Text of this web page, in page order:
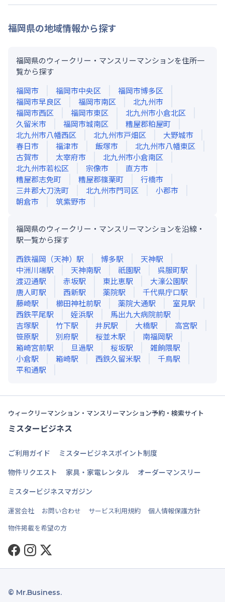
福岡県の地域情報から探す
福岡県のウィークリー・マンスリーマンションを住所一
覧から探す
福岡市
福岡市中央区
福岡市博多区
福岡市早良区
福岡市南区
北九州市
福岡市西区
福岡市東区
北九州市小倉北区
久留米市
福岡市城南区
糟屋郡粕屋町
北九州市八幡西区
北九州市戸畑区
大野城市
春日市
福津市 飯塚市
北九州市八幡東区
古賀市
太宰府市
北九州市小倉南区
北九州市若松区
宗像市
直方市
糟屋郡志免町
糟屋郡篠栗町
行橋市
三井郡大刀洗町
北九州市門司区
小郡市
朝倉市
筑紫野市
福岡県のウィークリー・マンスリーマンションを沿線・
駅一覧から探す
西鉄福岡（天神） 駅 博多駅 天神駅
中洲川端駅 天神南駅 祇園駅 呉服町駅
渡辺通駅 赤坂駅 東比恵駅 大濠公園駅
唐人町駅 西新駅 薬院駅 千代県庁口駅
藤崎駅 櫛田神社前駅 薬院大通駅 室見駅
西鉄平尾駅 姪浜駅 馬出九大病院前駅
吉塚駅 竹下駅 井尻駅 大橋駅 高宮駅
笹原駅 別府駅 桜並木駅 南福岡駅
箱崎宮前駅 旦過駅 桜坂駅 雑餉隈駅
小倉駅 箱崎駅 西鉄久留米駅 千鳥駅
平和通駅
ウィークリーマンション・マンスリーマンション予約・検索サイト
ミスタービジネス
ご利用ガイド
ミスタービジネスポイント制度
物件リクエスト
家具・家電レンタル
オーダーマンスリー
ミスタービジネスマガジン
運営会社 お問い合わせ サービス利用規約
個人情報保護方針
物件掲載を希望の方
Facebook
Instagram
Twitter
© Mr.Business.